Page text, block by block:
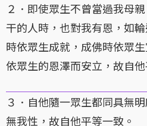
２．即使眾生不曾當過我母
干的人時，也對我有恩，如
時依眾生成就，成佛時依眾
依眾生的恩澤而安立，故自他
３．自他隨一眾生都同具無
無我性，故自他平等一致。